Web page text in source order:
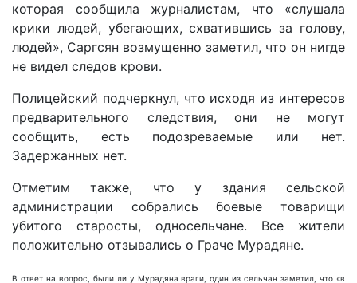
которая сообщила журналистам, что «слушала
крики людей, убегающих, схватившись за голову,
людей», Саргсян возмущенно заметил, что он нигде
не видел следов крови.
Полицейский подчеркнул, что исходя из интересов
предварительного следствия, они не могут
сообщить, есть подозреваемые или нет.
Задержанных нет.
Отметим также, что у здания сельской
администрации собрались боевые товарищи
убитого старосты, односельчане. Все жители
положительно отзывались о Граче Мурадяне.
В ответ на вопрос, были ли у Мурадяна враги, один из сельчан заметил, что «в